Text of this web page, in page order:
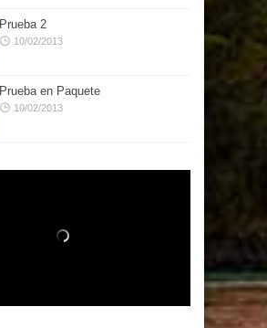
Prueba 2
10/02/2013
Prueba en Paquete
10/02/2013